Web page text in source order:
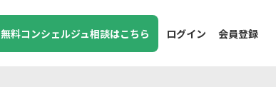
無料コンシェルジュ相談はこちら ログイン 会員登録